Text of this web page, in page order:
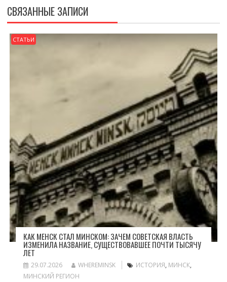
СВЯЗАННЫЕ ЗАПИСИ
СТАТЬИ
КАК МЕНСК СТАЛ МИНСКОМ: ЗАЧЕМ СОВЕТСКАЯ ВЛАСТЬ
ИЗМЕНИЛА НАЗВАНИЕ, СУЩЕСТВОВАВШЕЕ ПОЧТИ ТЫСЯЧУ
ЛЕТ
29.07.2026 WHEREMINSK ИСТОРИЯ, МИНСК,
МИНСКИЙ РЕГИОН